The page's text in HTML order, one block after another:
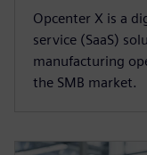
Opcenter X is a
service (SaaS)
manufacturing
the SMB market.